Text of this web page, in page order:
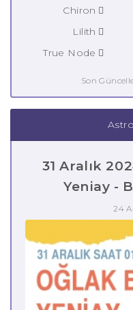
Chiron
Lilith
True Node
Son
31 Aralık
Yeniay -
24